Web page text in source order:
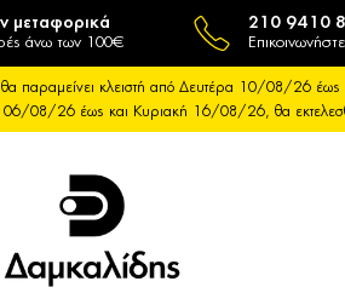
μεταφορικά
άνω των 100€
210 9410
θα παραμείνει κλειστή από Δευτέρα 10/08/26
06/08/26 έως και Κυριακή 16/08/26, θα